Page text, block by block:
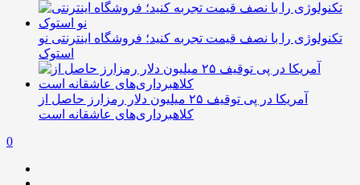
تکنولوژی را با نصف قیمت تجربه کنید؛ فروشگاه اینترنتی نو
استوک
آمریکا در پی توقیف ۲۵ میلیون دلار رمزارز حاصل از
کلاهبرداری‌های عاشقانه است
0